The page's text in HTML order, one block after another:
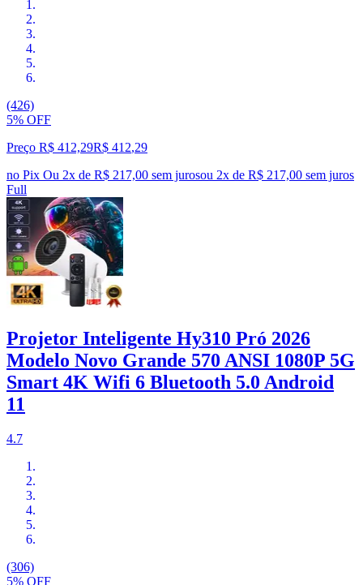
(426)
5% OFF
Preço R$ 412,29R$ 412,29
no Pix Ou 2x de R$ 217,00 sem jurosou 2x de R$ 217,00 sem juros
Full
Projetor Inteligente Hy310 Pró 2026
Modelo Novo Grande 570 ANSI 1080P 5G
Smart 4K Wifi 6 Bluetooth 5.0 Android
11
4.7
(306)
5% OFF